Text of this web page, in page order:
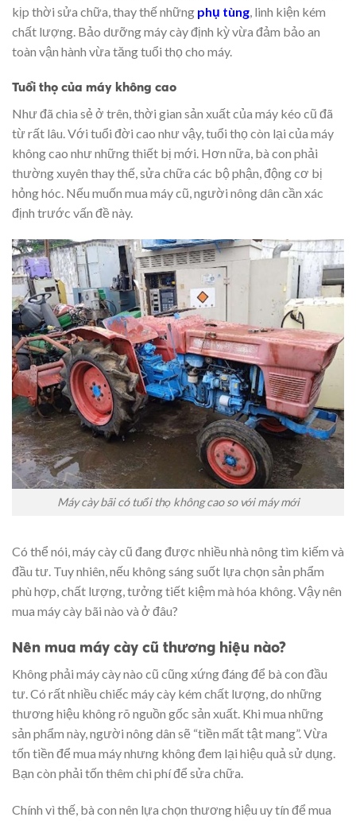
kịp thời sửa chữa, thay thế những phụ tùng , linh kiện kém
chất lượng. Bảo dưỡng máy cày định kỳ vừa đảm bảo an
toàn vận hành vừa tăng tuổi thọ cho máy.
Tuổi thọ của máy không cao
Như đã chia sẻ ở trên, thời gian sản xuất của máy kéo cũ đã
từ rất lâu. Với tuổi đời cao như vậy, tuổi thọ còn lại của máy
không cao như những thiết bị mới. Hơn nữa, bà con phải
thường xuyên thay thế, sửa chữa các bộ phận, động cơ bị
hỏng hóc. Nếu muốn mua máy cũ, người nông dân cần xác
định trước vấn đề này.
Máy cày bãi có tuổi thọ không cao so với máy mới
Có thể nói, máy cày cũ đang được nhiều nhà nông tìm kiếm và
đầu tư. Tuy nhiên, nếu không sáng suốt lựa chọn sản phẩm
phù hợp, chất lượng, tưởng tiết kiệm mà hóa không. Vậy nên
mua máy cày bãi nào và ở đâu?
Nên mua máy cày cũ thương hiệu nào?
Không phải máy cày nào cũ cũng xứng đáng để bà con đầu
tư. Có rất nhiều chiếc máy cày kém chất lượng, do những
thương hiệu không rõ nguồn gốc sản xuất. Khi mua những
sản phẩm này, người nông dân sẽ “tiền mất tật mang”. Vừa
tốn tiền để mua máy nhưng không đem lại hiệu quả sử dụng.
Bạn còn phải tốn thêm chi phí để sửa chữa.
Chính vì thế, bà con nên lựa chọn thương hiệu uy tín để mua